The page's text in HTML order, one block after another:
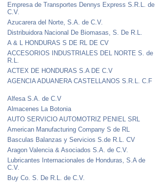
Empresa de Transportes Dennys Express S.R.L. de
C.V.
Azucarera del Norte, S.A. de C.V.
Distribuidora Nacional De Biomasas, S. De R.L.
A & L HONDURAS S DE RL DE CV
ACCESORIOS INDUSTRIALES DEL NORTE S. de
R.L.
ACTEX DE HONDURAS S.A DE C.V
AGENCIA ADUANERA CASTELLANOS S.R.L. C.F
Alfesa S.A. de C.V
Almacenes La Botonia
AUTO SERVICIO AUTOMOTRIZ PENIEL SRL
American Manufacturing Company S de RL
Basculas Balanzas y Servicios S.de R.L. CV
Aragon Valencia & Asociados S.A. de C.V.
Lubricantes Internacionales de Honduras, S.A de
C.V.
Buy Co. S. De R.L. de C.V.